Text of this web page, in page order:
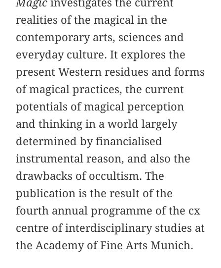
realities of the magical in the
contemporary arts, sciences and
everyday culture. It explores the
present Western residues and forms
of magical practices, the current
potentials of magical perception
and thinking in a world largely
determined by financialised
instrumental reason, and also the
drawbacks of occultism. The
publication is the result of the
fourth annual programme of the cx
centre of interdisciplinary studies at
the Academy of Fine Arts Munich.